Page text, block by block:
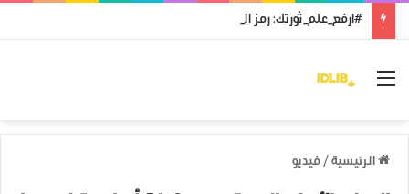
#ارفع_علم_ثورتك: رمز النضال ووحدة الهدف
القائمة
الرئيسية / فيديو